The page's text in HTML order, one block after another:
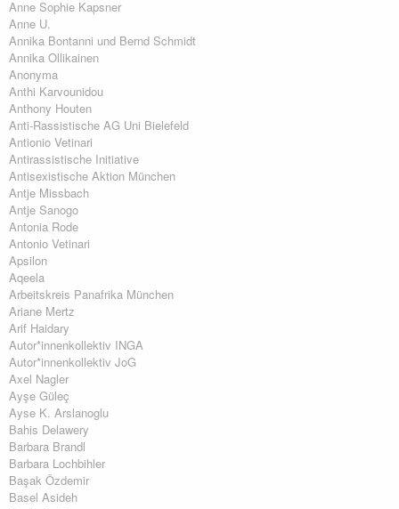
Anne Sophie Kapsner
Anne U.
Annika Bontanni und Bernd Schmidt
Annika Ollikainen
Anonyma
Anthi Karvounidou
Anthony Houten
Anti-Rassistische AG Uni Bielefeld
Antionio Vetinari
Antirassistische Initiative
Antisexistische Aktion München
Antje Missbach
Antje Sanogo
Antonia Rode
Antonio Vetinari
Apsilon
Aqeela
Arbeitskreis Panafrika München
Ariane Mertz
Arif Haidary
Autor*innenkollektiv INGA
Autor*innenkollektiv JoG
Axel Nagler
Ayşe Güleç
Ayse K. Arslanoglu
Bahis Delawery
Barbara Brandl
Barbara Lochbihler
Başak Özdemir
Basel Asideh